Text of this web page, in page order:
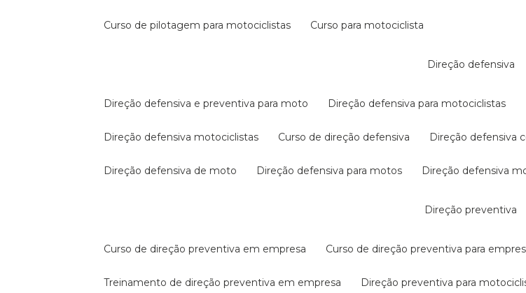
curso de pilotagem para motociclistas curso para motociclista
direção defensiva
direção defensiva e preventiva para moto direção defensiva para motociclistas
direção defensiva motociclistas curso de direção defensiva direção defensiva
direção defensiva de moto direção defensiva para motos direção defensiva
direção preventiva
curso de direção preventiva em empresa curso de direção preventiva para
treinamento de direção preventiva em empresa direção preventiva para